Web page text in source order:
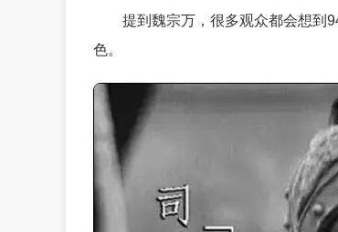
提到魏宗万，很多观众都会想到
色。